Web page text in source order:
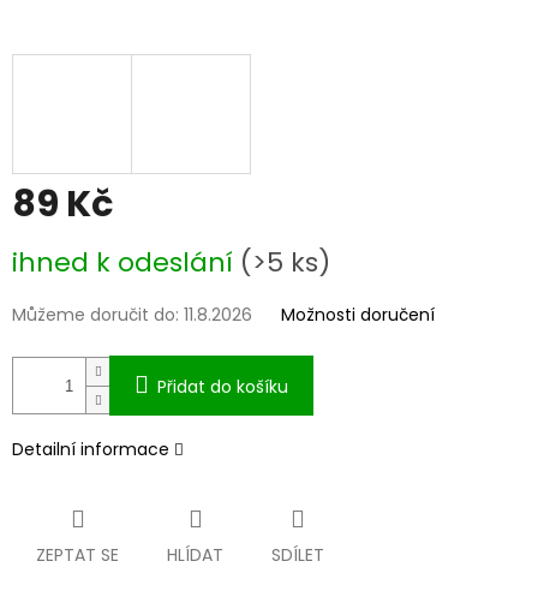
89 Kč
cena:
ihned k odeslání (>5 ks)
Můžeme doručit do: 11.8.2026 Možnosti doručení
Přidat do košíku
Detailní informace
ZEPTAT SE HLÍDAT SDÍLET